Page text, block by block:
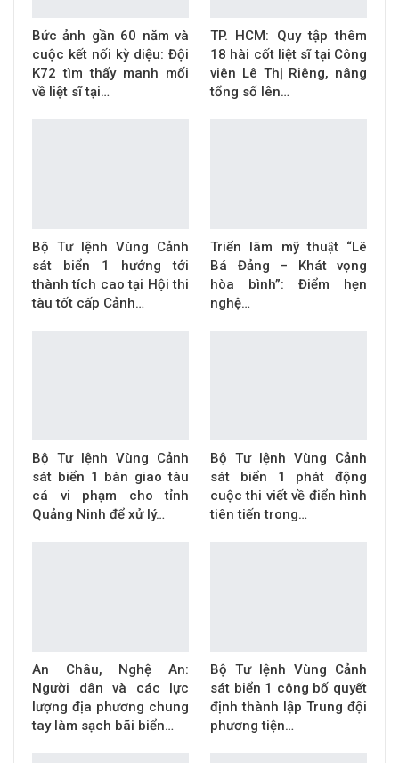
Bức ảnh gần 60 năm và
cuộc kết nối kỳ diệu: Đội
K72 tìm thấy manh mối
về liệt sĩ tại…
TP. HCM: Quy tập thêm
18 hài cốt liệt sĩ tại Công
viên Lê Thị Riêng, nâng
tổng số lên…
Bộ Tư lệnh Vùng Cảnh
sát biển 1 hướng tới
thành tích cao tại Hội thi
tàu tốt cấp Cảnh…
Triển lãm mỹ thuật “Lê
Bá Đảng – Khát vọng
hòa bình”: Điểm hẹn
nghệ…
Bộ Tư lệnh Vùng Cảnh
sát biển 1 bàn giao tàu
cá vi phạm cho tỉnh
Quảng Ninh để xử lý…
Bộ Tư lệnh Vùng Cảnh
sát biển 1 phát động
cuộc thi viết về điển hình
tiên tiến trong…
An Châu, Nghệ An:
Người dân và các lực
lượng địa phương chung
tay làm sạch bãi biển…
Bộ Tư lệnh Vùng Cảnh
sát biển 1 công bố quyết
định thành lập Trung đội
phương tiện…